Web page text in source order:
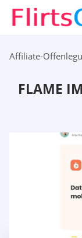
Affiliate-
FLAME